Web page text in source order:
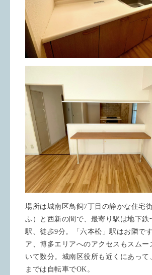
場所は城南区鳥飼7丁目の静かな住宅
ふ）と西新の間で、最寄り駅は地下鉄
駅、徒歩9分。「六本松」駅はお隣で
ア、博多エリアへのアクセスもスムー
いて数分。城南区役所も近くにあって
までは自転車でOK。